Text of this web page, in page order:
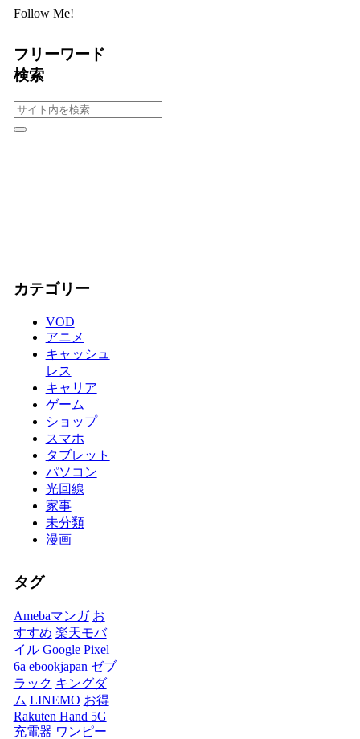
Follow Me!
フリーワード
検索
カテゴリー
VOD
アニメ
キャッシュ
レス
キャリア
ゲーム
ショップ
スマホ
タブレット
パソコン
光回線
家事
未分類
漫画
タグ
Amebaマンガ お
すすめ 楽天モバ
イル Google Pixel
6a ebookjapan ゼブ
ラック キングダ
ム LINEMO お得
Rakuten Hand 5G
充電器 ワンピー